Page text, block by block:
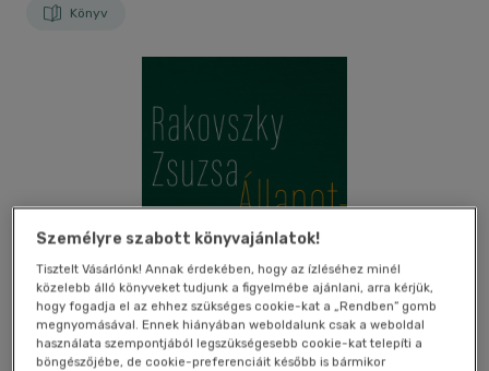
Könyv
Személyre szabott könyvajánlatok!
Tisztelt Vásárlónk! Annak érdekében, hogy az ízléséhez minél
közelebb álló könyveket tudjunk a figyelmébe ajánlani, arra kérjük,
hogy fogadja el az ehhez szükséges cookie-kat a „Rendben” gomb
megnyomásával. Ennek hiányában weboldalunk csak a weboldal
használata szempontjából legszükségesebb cookie-kat telepíti a
böngészőjébe, de cookie-preferenciáit később is bármikor